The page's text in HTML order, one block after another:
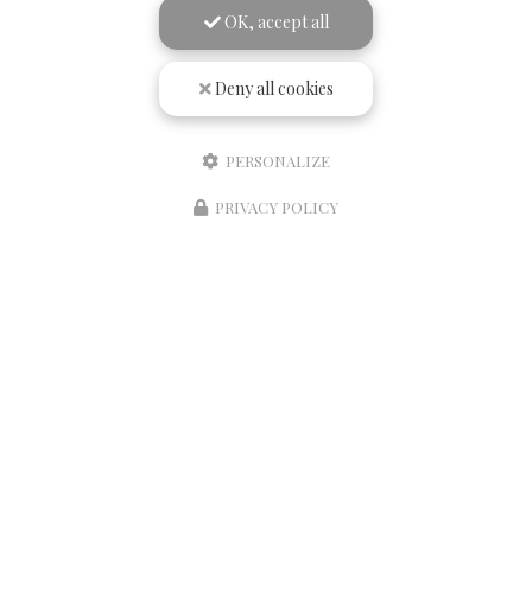
OK, accept all
Deny all cookies
PERSONALIZE
PRIVACY POLICY